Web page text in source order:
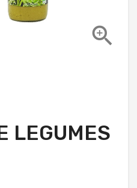

LEGUMES